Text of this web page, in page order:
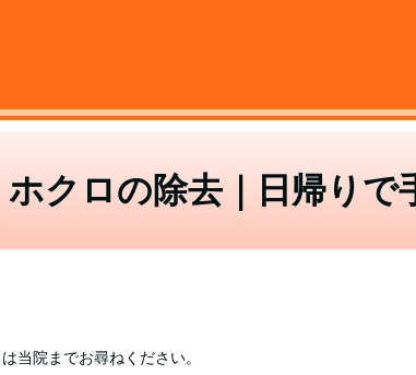
クロの除去｜日帰りで
当院までお尋ねください。